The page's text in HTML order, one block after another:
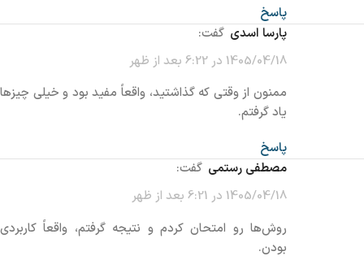
پاسخ
پارسا اسدی گفت:
1405/04/18 در 6:22 بعد از ظهر
ممنون از وقتی که گذاشتید، واقعاً مفید بود و خیلی چیزها
یاد گرفتم.
پاسخ
مصطفی رستمی گفت:
1405/04/18 در 6:21 بعد از ظهر
روش‌ها رو امتحان کردم و نتیجه گرفتم، واقعاً کاربردی
بودن.